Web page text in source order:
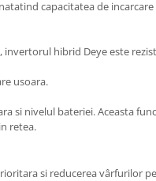
capacitatea de
hibrid Deye este
usoara.
si nivelul bateriei. Aceasta
retea.
si reducerea vârfurilor